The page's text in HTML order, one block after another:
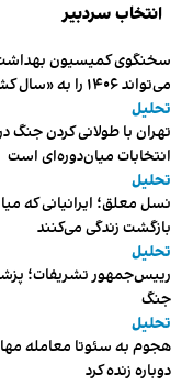
انتخاب سردبیر
سخنگوی کمیسیون
می‌تواند ۱۴۰۶ را به «سال کشتار بیماران» تبدیل کند
تحلیل
تهران با طولانی کردن جنگ
انتخابات میان‌دوره‌ای است
تحلیل
نسل معلق؛ ایرانیانی که
بازگشت زندگی می‌کنند
تحلیل
رییس‌جمهور تشریفات؛
جنگ
تحلیل
هجوم به سئوتا معامله
دوباره زنده کرد